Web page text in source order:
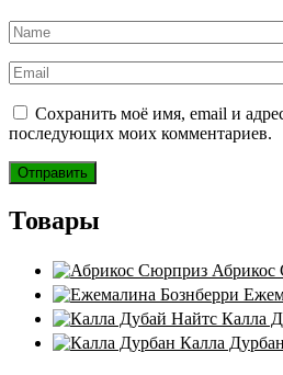
Сохранить моё имя, email и
последующих моих комментариев.
Товары
Абрикос
Калла
Калла Дурбан